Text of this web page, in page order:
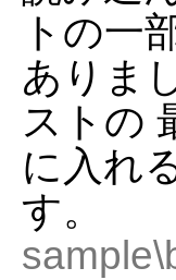
トの一
ありま
ストの
に入れ
す。